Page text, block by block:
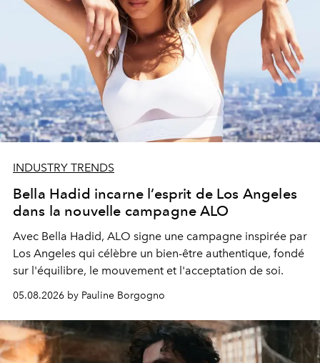
INDUSTRY TRENDS
Bella Hadid incarne l’esprit de Los Angeles
dans la nouvelle campagne ALO
Avec Bella Hadid, ALO signe une campagne inspirée par
Los Angeles qui célèbre un bien-être authentique, fondé
sur l'équilibre, le mouvement et l'acceptation de soi.
05.08.2026 by Pauline Borgogno